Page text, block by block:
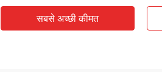
सबसे अच्छी कीमत